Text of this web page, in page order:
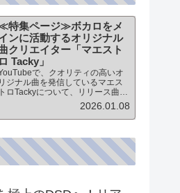
特集ページ≫ボカロをメ
ンに活動するオリジナル
クリエイター「マエスト
ロ Tacky」
で、クオリティの高いオ
リジナル曲を発信しているマエス
トロTackyについて、リリース曲の
紹介（Self liner note）やprofile・
最新情報など★動画チャンネル登
100人突破記念作品の生歌版楽曲
2026.01.08